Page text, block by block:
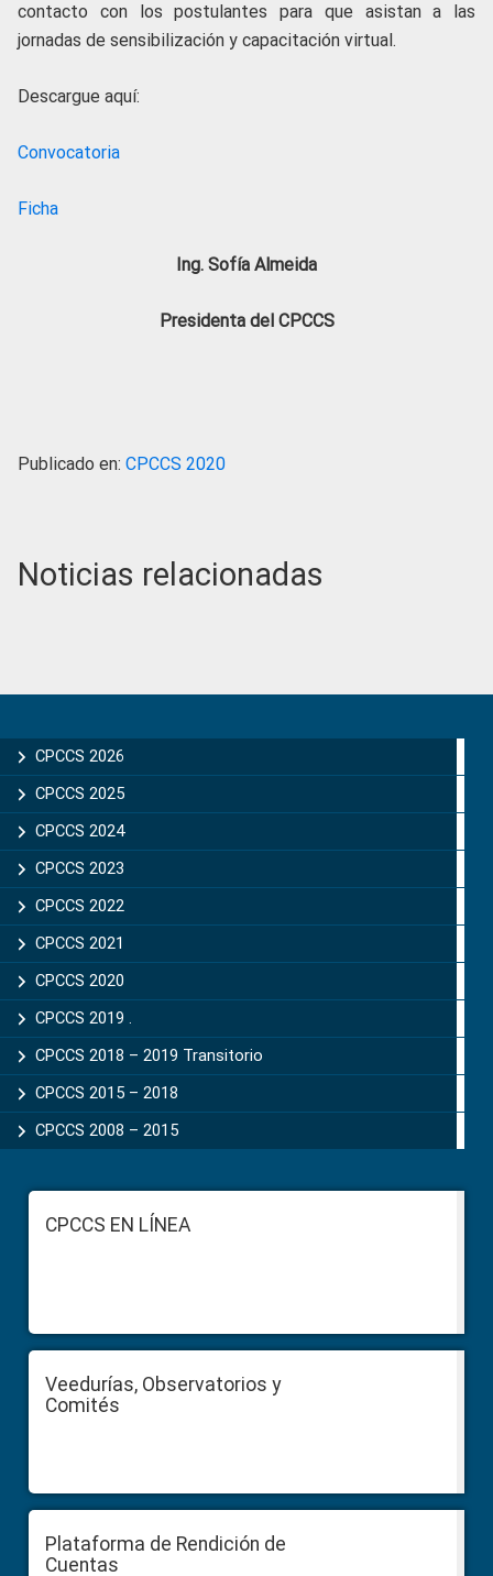
contacto con los postulantes para que asistan a las
jornadas de sensibilización y capacitación virtual.
Descargue aquí:
Convocatoria
Ficha
Ing. Sofía Almeida
Presidenta del CPCCS
Publicado en: CPCCS 2020
Noticias relacionadas
Sidebar
CPCCS 2026
CPCCS 2025
CPCCS 2024
CPCCS 2023
CPCCS 2022
CPCCS 2021
CPCCS 2020
CPCCS 2019 .
CPCCS 2018 – 2019 Transitorio
CPCCS 2015 – 2018
CPCCS 2008 – 2015
FooterCPCCS EN LÍNEA
Veedurías, Observatorios y
Comités
Plataforma de Rendición de
Cuentas